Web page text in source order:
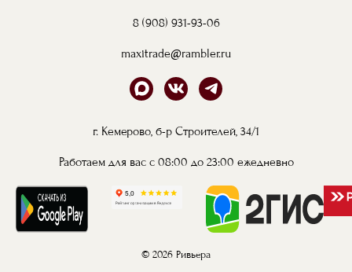
8 (908) 931-93-06
maxitrade@rambler.ru
г. Кемерово, б-р Строителей, 34/1
Работаем для вас с 08:00 до 23:00 ежедневно
© 2026 Ривьера